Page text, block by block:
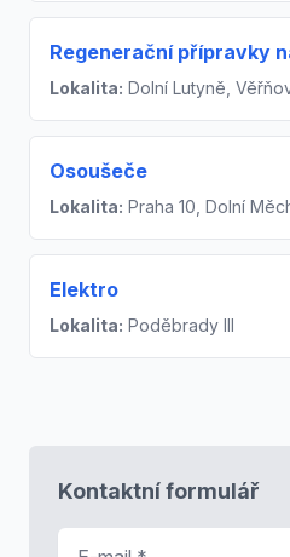
Regenerační přípravky
Lokalita: Dolní Lutyně,
Osoušeče
Lokalita: Praha 10, Dolní
Elektro
Lokalita: Poděbrady III
Kontaktní formulář